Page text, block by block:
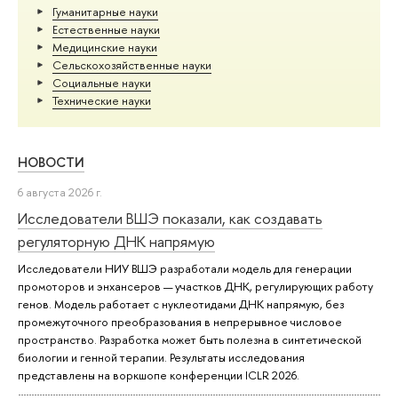
Гуманитарные науки
Естественные науки
Медицинские науки
Сельскохозяйственные науки
Социальные науки
Тех­ничес­кие науки
НОВОСТИ
6 августа 2026 г.
Исследователи ВШЭ показали, как создавать
регуляторную ДНК напрямую
Исследователи НИУ ВШЭ разработали модель для генерации
промоторов и энхансеров — участков ДНК, регулирующих работу
генов. Модель работает с нуклеотидами ДНК напрямую, без
промежуточного преобразования в непрерывное числовое
пространство. Разработка может быть полезна в синтетической
биологии и генной терапии. Результаты исследования
представлены на воркшопе конференции ICLR 2026.